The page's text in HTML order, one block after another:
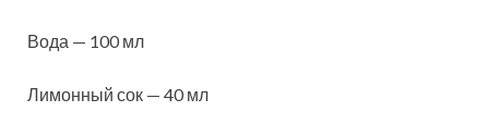
Вода — 100 мл
Лимонный сок — 40 мл